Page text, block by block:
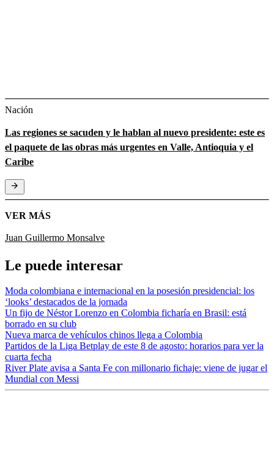
Nación
Las regiones se sacuden y le hablan al nuevo presidente: este es
el paquete de las obras más urgentes en Valle, Antioquia y el
Caribe
VER MÁS
Juan Guillermo Monsalve
Le puede interesar
Moda colombiana e internacional en la posesión presidencial: los
‘looks’ destacados de la jornada
Un fijo de Néstor Lorenzo en Colombia ficharía en Brasil: está
borrado en su club
Nueva marca de vehículos chinos llega a Colombia
Partidos de la Liga Betplay de este 8 de agosto: horarios para ver la
cuarta fecha
River Plate avisa a Santa Fe con millonario fichaje: viene de jugar el
Mundial con Messi